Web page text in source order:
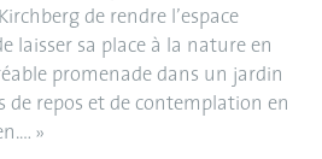
de rendre l’espace
laisser sa place à la nature en
promenade dans un jardin
de repos et de contemplation en
»